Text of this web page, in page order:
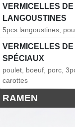
VERMICELLES
LANGOUSTINES
5pcs langoustines,
VERMICELLES
SPÉCIAUX
poulet, boeuf, porc,
carottes
RAMEN